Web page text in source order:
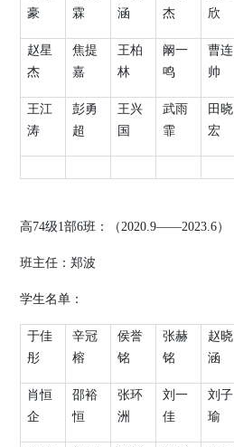
豪
霖
涵
杰
欣
赵星
杰
焦提
嘉
王柏
林
阚一
鸣
曹连
帅
王江
涛
彭勇
超
王兴
国
武雨
霏
田晓
宏
高74级1部6班：（2020.9——2023.6）
班主任：郑波
学生名单：
于佳
彤
辛冠
榕
侯誉
铭
张赫
铭
赵晓
涵
肖恒
企
邵裕
恒
张环
洲
刘一
佳
刘子
瑜